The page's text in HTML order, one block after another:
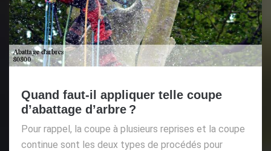
Quand faut-il appliquer telle coupe
d’abattage d’arbre ?
Pour rappel, la coupe à plusieurs reprises et la coupe
continue sont les deux types de procédés pour